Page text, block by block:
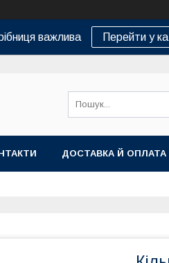
важлива Перейти у
ДОСТАВКА Й ОПЛАТА